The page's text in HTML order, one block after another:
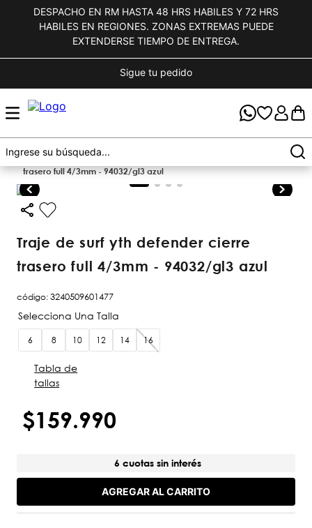
DESPACHO EN RM HASTA 48 HRS HABILES Y 72 HRS
HABILES EN REGIONES. ZONAS EXTREMAS PUEDE
EXTENDERSE TIEMPO DE ENTREGA.
Sigue tu pedido
kids trajes de surf
trasero full 4/3mm - 94032/gl3 azul
traje de surf yth defender cierre
trasero full 4/3mm - 94032/gl3 azul
código:3240509601477
6 8 10 12 14 16
Tabla de
tallas
$159.990
6 cuotas sin interés
AGREGAR AL CARRITO